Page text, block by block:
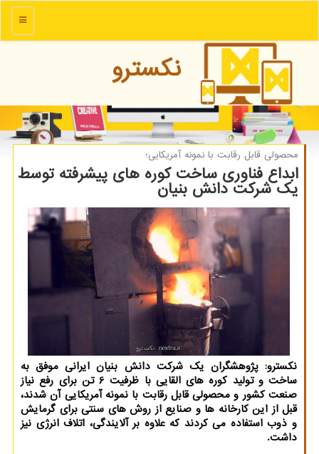
منو
نكسترو
محصولی قابل رقابت با نمونه آمریكایی؛
ابداع فناوری ساخت كوره های پیشرفته توسط
یك شركت دانش بنیان
نكسترو: پژوهشگران یك شركت دانش بنیان ایرانی موفق به
ساخت و تولید كوره های القایی با ظرفیت 6 تن برای رفع نیاز
صنعت كشور و محصولی قابل رقابت با نمونه آمریكایی آن شدند،
قبل از این كارخانه ها و صنایع از روش های سنتی برای گرمایش
و ذوب استفاده می كردند كه علاوه بر آلایندگی، اتلاف انرژی نیز
داشت.